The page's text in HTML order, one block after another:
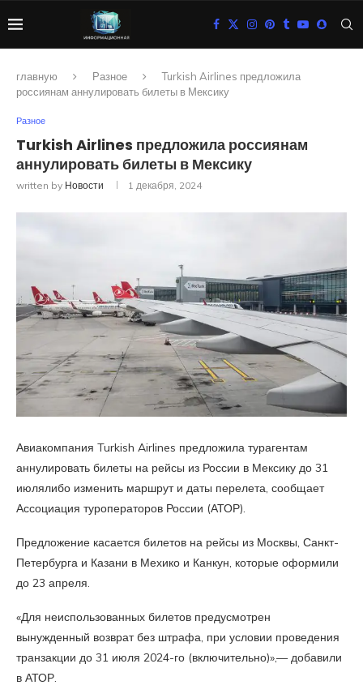
главную Разное
Turkish Airlines предложила
россиянам аннулировать билеты в Мексику
Разное
Turkish Airlines предложила россиянам
аннулировать билеты в Мексику
written by Новости 1 декабря, 2024
Авиакомпания Turkish Airlines предложила турагентам
аннулировать билеты на рейсы из России в Мексику до 31
июлялибо изменить маршрут и даты перелета, сообщает
Ассоциация туроператоров России (АТОР).
Предложение касается билетов на рейсы из Москвы, Санкт-
Петербурга и Казани в Мехико и Канкун, которые оформили
до 23 апреля.
«Для неиспользованных билетов предусмотрен
вынужденный возврат без штрафа, при условии проведения
транзакции до 31 июля 2024-го (включительно)»,— добавили
в АТОР.